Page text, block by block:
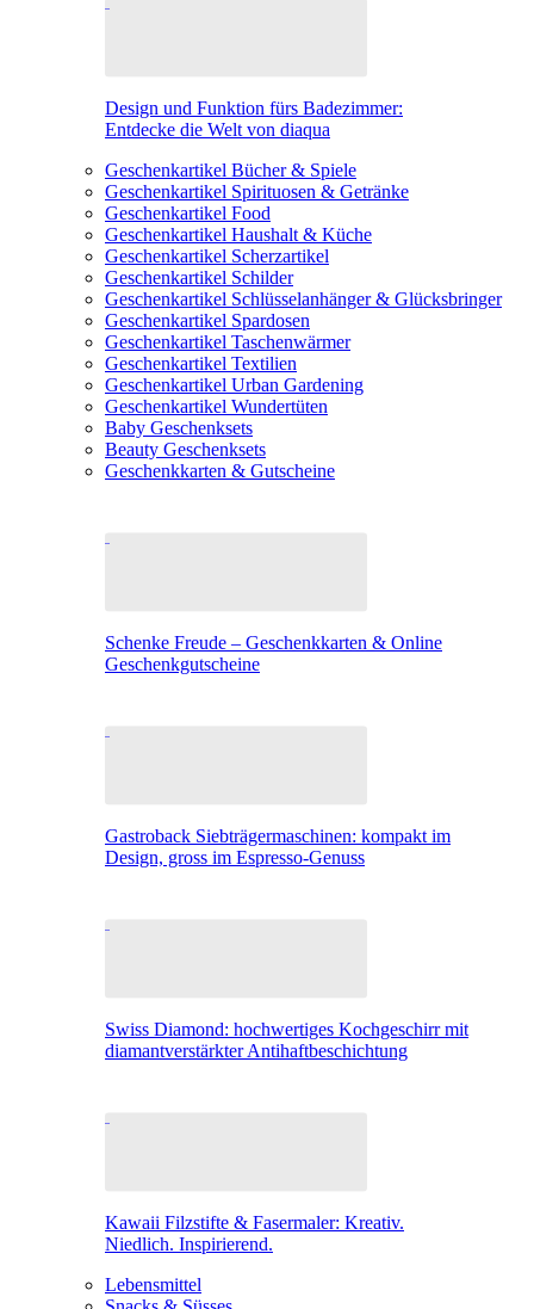
Design und Funktion fürs Badezimmer:
Entdecke die Welt von diaqua
Geschenkartikel Bücher & Spiele
Geschenkartikel Spirituosen & Getränke
Geschenkartikel Food
Geschenkartikel Haushalt & Küche
Geschenkartikel Scherzartikel
Geschenkartikel Schilder
Geschenkartikel Schlüsselanhänger & Glücksbringer
Geschenkartikel Spardosen
Geschenkartikel Taschenwärmer
Geschenkartikel Textilien
Geschenkartikel Urban Gardening
Geschenkartikel Wundertüten
Baby Geschenksets
Beauty Geschenksets
Geschenkkarten & Gutscheine
Schenke Freude – Geschenkkarten & Online
Geschenkgutscheine
Gastroback Siebträgermaschinen: kompakt im
Design, gross im Espresso-Genuss
Swiss Diamond: hochwertiges Kochgeschirr mit
diamantverstärkter Antihaftbeschichtung
Kawaii Filzstifte & Fasermaler: Kreativ.
Niedlich. Inspirierend.
Lebensmittel